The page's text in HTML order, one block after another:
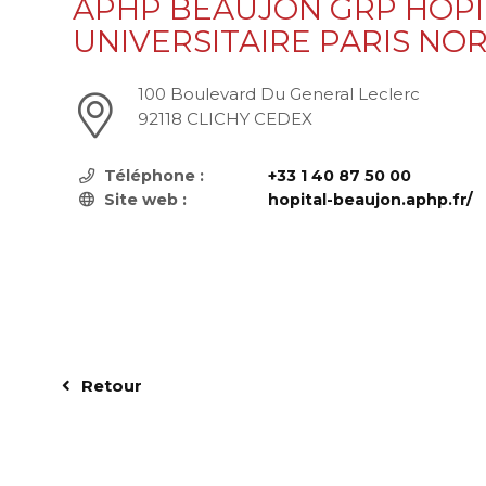
APHP BEAUJON GRP
UNIVERSITAIRE PARIS
100 Boulevard Du General Leclerc
92118 CLICHY CEDEX
Téléphone :
+33 1 40 87 50 00
Site web :
hopital-beaujon.aphp.fr/
Retour